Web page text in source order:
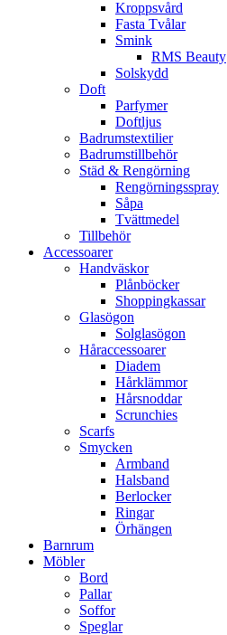
Kroppsvård
Fasta Tvålar
Smink
RMS Beauty
Solskydd
Doft
Parfymer
Doftljus
Badrumstextilier
Badrumstillbehör
Städ & Rengörning
Rengörningsspray
Såpa
Tvättmedel
Tillbehör
Accessoarer
Handväskor
Plånböcker
Shoppingkassar
Glasögon
Solglasögon
Håraccessoarer
Diadem
Hårklämmor
Hårsnoddar
Scrunchies
Scarfs
Smycken
Armband
Halsband
Berlocker
Ringar
Örhängen
Barnrum
Möbler
Bord
Pallar
Soffor
Speglar